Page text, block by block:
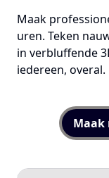
Maak
uren. Teken
in verbluffende
iedereen, overal.
Maak